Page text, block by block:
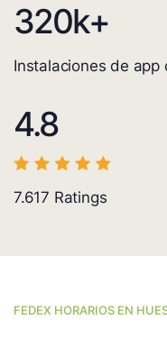
320k+
Instalaciones de app
4.8
7.617 Ratings
FEDEX HORARIOS EN